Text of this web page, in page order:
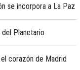
se incorpora a La Paz
Planetario
corazón de Madrid